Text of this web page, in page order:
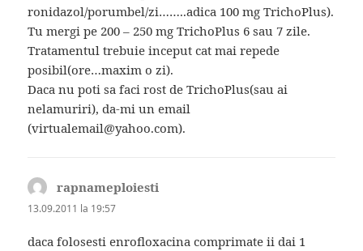
ronidazol/porumbel/zi……..adica 100 mg TrichoPlus).
Tu mergi pe 200 – 250 mg TrichoPlus 6 sau 7 zile.
Tratamentul trebuie inceput cat mai repede
posibil(ore…maxim o zi).
Daca nu poti sa faci rost de TrichoPlus(sau ai
nelamuriri), da-mi un email
(virtualemail@yahoo.com).
rapnameploiesti
13.09.2011 la 19:57
daca folosesti enrofloxacina comprimate ii dai 1